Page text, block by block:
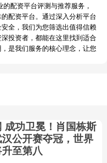
配资平台评测与推荐服务，
配资平台。通过深入分析平台
全，我们为您筛选出值得信赖
投资者，都能在这里找到适合
是我们服务的核心理念，让您
成功卫冕！肖国栋斯
公开赛夺冠，世界
至第八